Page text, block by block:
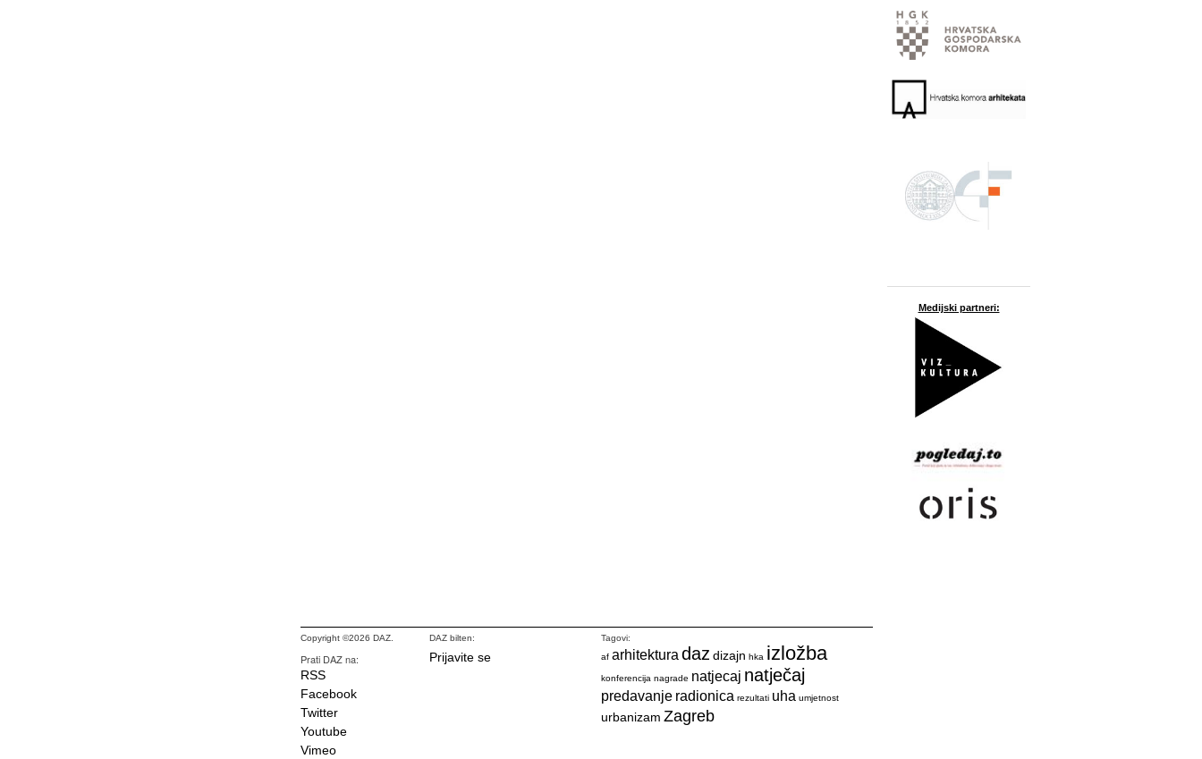
Medijski partneri:
Copyright ©2026 DAZ.
Prati DAZ na:
RSS
Facebook
Twitter
Youtube
Vimeo
DAZ bilten:
Prijavite se
Tagovi:
af arhitektura daz dizajn hka izložba
konferencija nagrade natjecaj natječaj
predavanje radionica rezultati uha umjetnost
urbanizam Zagreb